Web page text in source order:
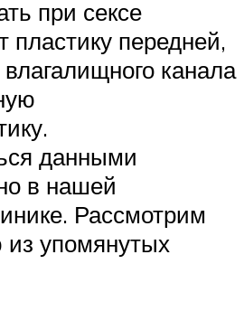
при сексе
пластику передней,
канала
данными
в нашей
Рассмотрим
из упомянутых